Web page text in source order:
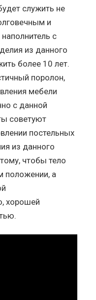
служить не
и
с
из данного
более 10 лет.
поролон,
мебели
с данной
советуют
постельных
из данного
чтобы тело
положении, а
хорошей